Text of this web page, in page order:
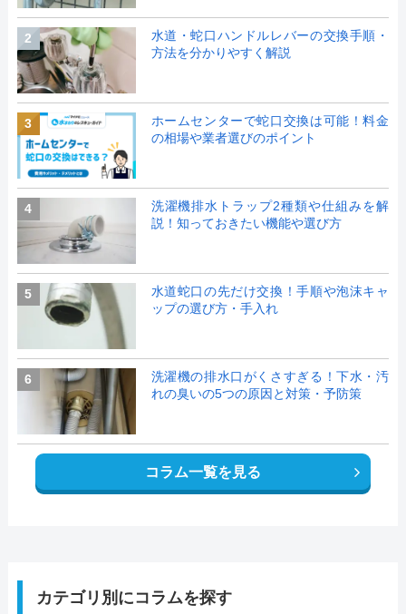
2
水道・蛇口ハンドルレバーの交換手順・
方法を分かりやすく解説
3
ホームセンターで蛇口交換は可能！料金
の相場や業者選びのポイント
4
洗濯機排水トラップ2種類や仕組みを解
説！知っておきたい機能や選び方
5
水道蛇口の先だけ交換！手順や泡沫キャ
ップの選び方・手入れ
6
洗濯機の排水口がくさすぎる！下水・汚
れの臭いの5つの原因と対策・予防策
コラム一覧を見る
カテゴリ別にコラムを探す